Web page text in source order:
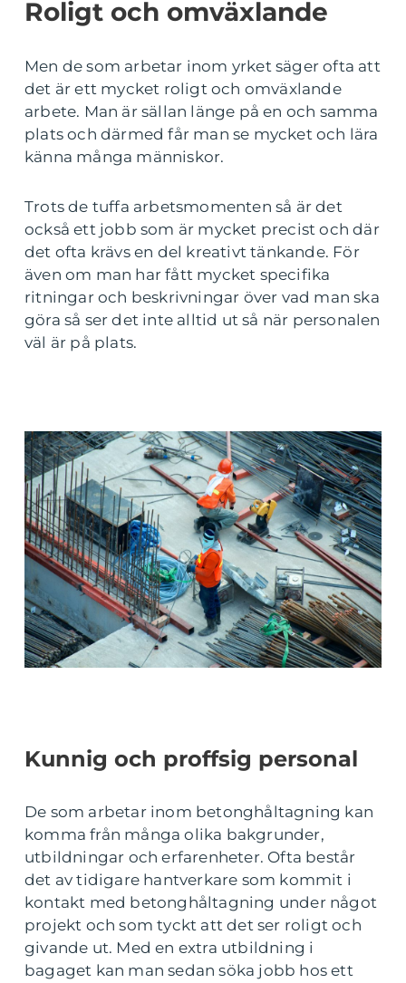
Roligt och omväxlande
Men de som arbetar inom yrket säger ofta att
det är ett mycket roligt och omväxlande
arbete. Man är sällan länge på en och samma
plats och därmed får man se mycket och lära
känna många människor.
Trots de tuffa arbetsmomenten så är det
också ett jobb som är mycket precist och där
det ofta krävs en del kreativt tänkande. För
även om man har fått mycket specifika
ritningar och beskrivningar över vad man ska
göra så ser det inte alltid ut så när personalen
väl är på plats.
Kunnig och proffsig personal
De som arbetar inom betonghåltagning kan
komma från många olika bakgrunder,
utbildningar och erfarenheter. Ofta består
det av tidigare hantverkare som kommit i
kontakt med betonghåltagning under något
projekt och som tyckt att det ser roligt och
givande ut. Med en extra utbildning i
bagaget kan man sedan söka jobb hos ett